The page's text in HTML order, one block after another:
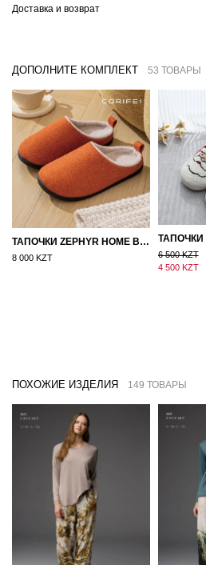
Доставка и возврат
ДОПОЛНИТЕ КОМПЛЕКТ 53 ТОВАРЫ
ТАПОЧКИ ZEPHYR HOME ВОЙЛОК ОРАНЖЕВЫЙ
8 000 KZT
6 500 KZT
4 500 KZT
ПОХОЖИЕ ИЗДЕЛИЯ 149 ТОВАРЫ